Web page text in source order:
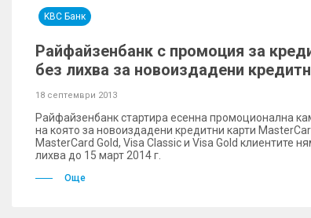
KBC Банк
Райфайзенбанк с промоция за
без лихва за новоиздадени
18 септември 2013
Райфайзенбанк стартира есенна промоционална
на която за новоиздадени кредитни карти
MasterCard Gold, Visa Classic и Visa Gold клиентите
лихва до 15 март 2014 г.
Още